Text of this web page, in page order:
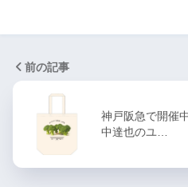
前の記事
神戸阪急で開催
中達也のユ…